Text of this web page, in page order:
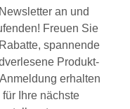
an und
Freuen Sie
spannende
Produkt-
erhalten
für Ihre nächste